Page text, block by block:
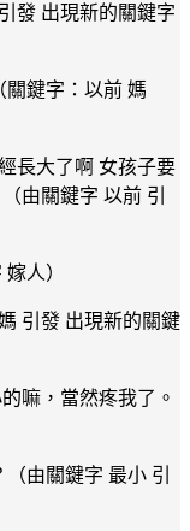
發 出現新的關鍵字
鍵字：以前 媽
長大了啊 女孩子要
由關鍵字 以前 引
人）
引發 出現新的關鍵
嘛，當然疼我了。
由關鍵字 最小 引